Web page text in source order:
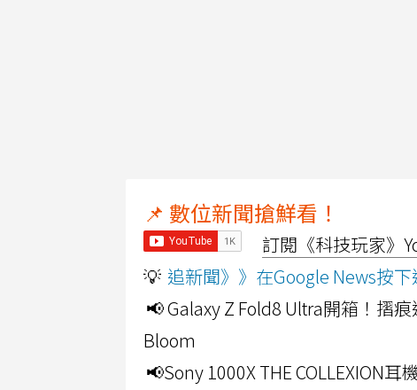
📌 數位新聞搶鮮看！
訂閱《科技玩家》
💡 追新聞》》在Google News按
📢 Galaxy Z Fold8 Ultra開箱！摺
Bloom
📢Sony 1000X THE COLLEXION